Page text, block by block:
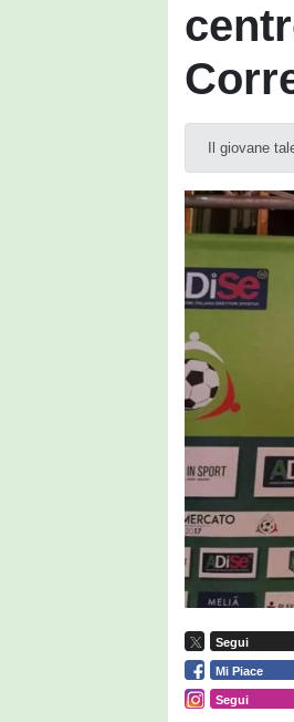
Il giovane
Segui
Mi Piace
Segui